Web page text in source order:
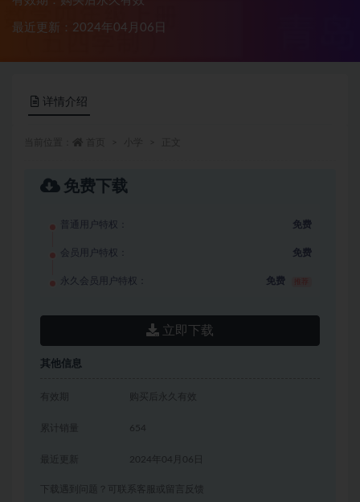
最近更新：2024年04月06日
详情介绍
免费下载
普通用户特权： 免费
会员用户特权： 免费
永久会员用户特权： 免费
立即下载
其他信息
有效期 购买后永久有效
累计销量 654
2024年04月06日
下载遇到问题？可联系客服或留言反馈